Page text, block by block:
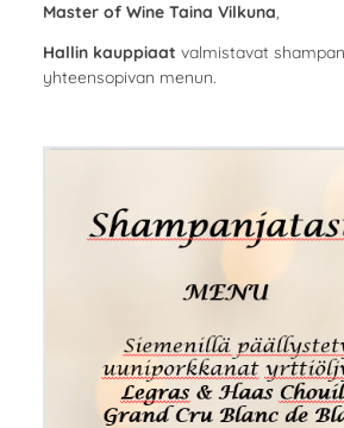
Master of Wine Taina Vilkuna
Hallin kauppiaat valmistavat
yhteensopivan menun.